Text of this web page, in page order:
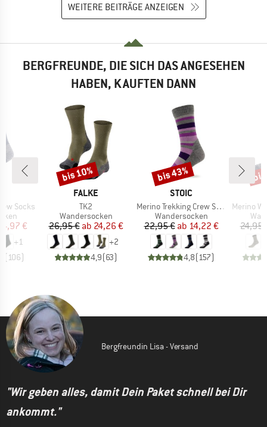
WEITERE BEITRÄGE ANZEIGEN
BERGFREUNDE, DIE SICH DAS ANGESEHEN
HABEN, KAUFTEN DANN
Socks
Preis
€
+1
(106)
MARKE
FALKE
Artikel
TK2
Produktgruppe
Wandersocken
Preis
26,95 € reduzierter Preis
ab 24,26 €
+2
4,9(63)
Rabatt
bis 10%
MARKE
STOIC
Artikel
Merino Trekking Crew Socks Stripes
Produktgruppe
Wandersocken
Preis
22,95 € reduzierter Preis
ab 14,22 €
4,8(157)
Rabatt
bis 43%
Artikel
Merino Wool
24,95
Bergfreundin Lisa - Versand
"Wir geben alles, damit Dein Paket schnell bei Dir
ankommt."